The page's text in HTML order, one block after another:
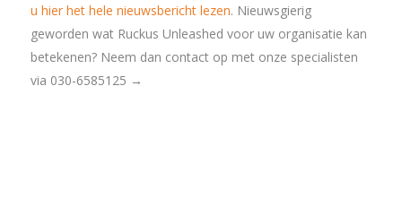
u hier het hele nieuwsbericht lezen. Nieuwsgierig
geworden wat Ruckus Unleashed voor uw organisatie kan
betekenen? Neem dan contact op met onze specialisten
via 030-6585125 →